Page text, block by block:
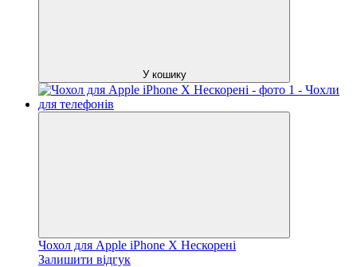
У кошику
Чохол для Apple iPhone X Нескорені
Залишити відгук